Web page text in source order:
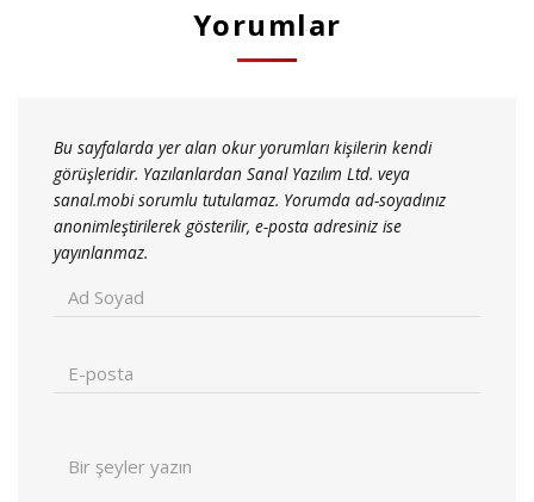
Yorumlar
Bu sayfalarda yer alan okur yorumları kişilerin kendi
görüşleridir. Yazılanlardan Sanal Yazılım Ltd. veya
sanal.mobi sorumlu tutulamaz. Yorumda ad-soyadınız
anonimleştirilerek gösterilir, e-posta adresiniz ise
yayınlanmaz.